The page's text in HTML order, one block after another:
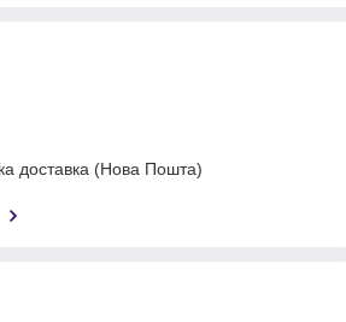
доставка (Нова Пошта)